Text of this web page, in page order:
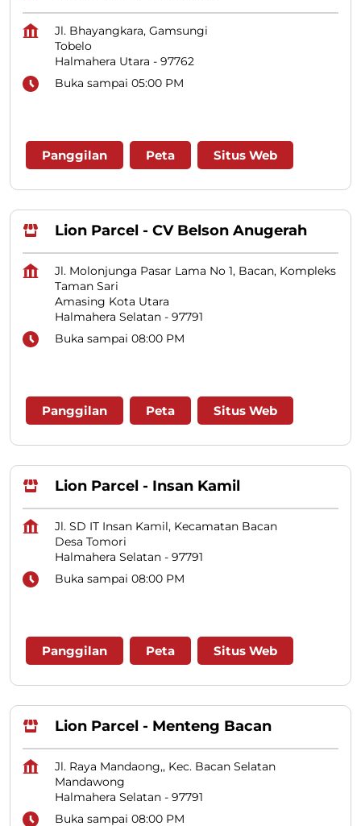
Jl. Bhayangkara, Gamsungi
Tobelo
Halmahera Utara - 97762
Buka sampai 05:00 PM
Panggilan Peta Situs Web
Lion Parcel - CV Belson Anugerah
Jl. Molonjunga Pasar Lama No 1, Bacan, Kompleks
Taman Sari
Amasing Kota Utara
Halmahera Selatan - 97791
Buka sampai 08:00 PM
Panggilan Peta Situs Web
Lion Parcel - Insan Kamil
Jl. SD IT Insan Kamil, Kecamatan Bacan
Desa Tomori
Halmahera Selatan - 97791
Buka sampai 08:00 PM
Panggilan Peta Situs Web
Lion Parcel - Menteng Bacan
Jl. Raya Mandaong,, Kec. Bacan Selatan
Mandawong
Halmahera Selatan - 97791
Buka sampai 08:00 PM